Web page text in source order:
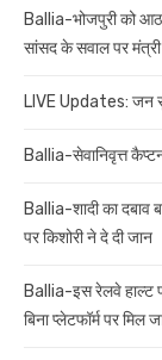
Ballia-भोजपुरी को
सांसद के सवाल पर
LIVE Updates: जन
Ballia-सेवानिवृत्त
Ballia-शादी का दबाव
पर किशोरी ने दे दी जान
Ballia-इस रेलवे हाल्ट
बिना प्लेटफॉर्म पर मिल